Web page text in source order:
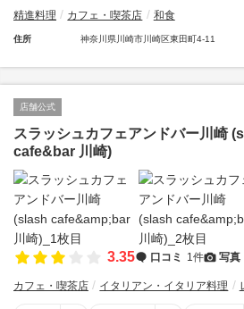
精進料理 カフェ・喫茶店 和食
住所 神奈川県川崎市川崎区東田町4-11
店舗公式
スラッシュカフェアンドバー川崎
cafe&bar 川崎)
3.35 口コミ 1件 写真
カフェ・喫茶店 イタリアン・イタリア料理